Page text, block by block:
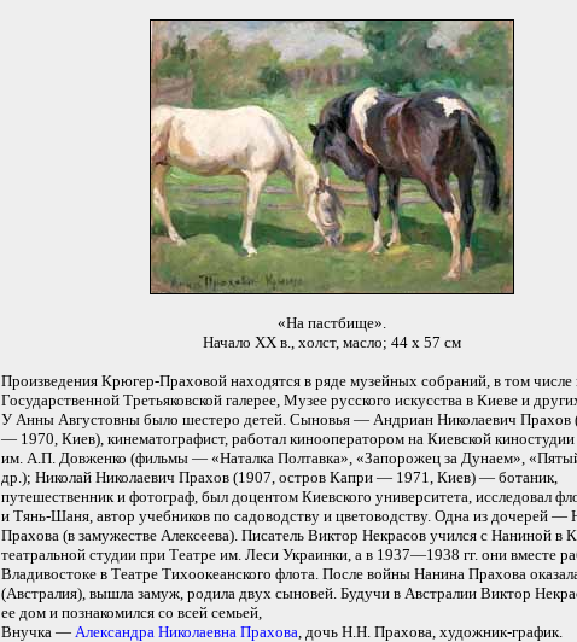
«На пастбище».
Начало ХХ в., холст, масло; 44 х 57 см
Произведения Крюгер-Праховой находятся в ряде музейных собраний, в том числе
Государственной Третьяковской галерее, Музее русского искусства в Киеве и
У Анны Августовны было шестеро детей. Сыновья — Андриан Николаевич Прахов
— 1970, Киев), кинематографист, работал кинооператором на Киевской киностудии
им. А.П. Довженко (фильмы — «Наталка Полтавка», «Запорожец за Дунаем»,
др.); Николай Николаевич Прахов (1907, остров Капри — 1971, Киев) — ботаник,
путешественник и фотограф, был доцентом Киевского университета, исследовал
и Тянь-Шаня, автор учебников по садоводству и цветоводству. Одна из дочерей —
Прахова (в замужестве Алексеева). Писатель Виктор Некрасов учился с Наниной в
театральной студии при Театре им. Леси Украинки, а в 1937—1938 гг. они вместе
Владивостоке в Театре Тихоокеанского флота. После войны Нанина Прахова
(Австралия), вышла замуж, родила двух сыновей. Будучи в Австралии Виктор
ее дом и познакомился со всей семьей,
Внучка — Александра Николаевна Прахова, дочь Н.Н. Прахова, художник-график.